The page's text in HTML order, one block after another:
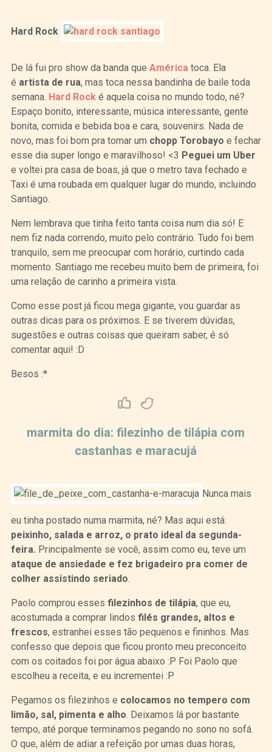
Hard Rock
De lá fui pro show da banda que América toca. Ela
é artista de rua, mas toca nessa bandinha de baile toda
semana. Hard Rocké aquela coisa no mundo todo, né?
Espaço bonito, interessante, música interessante, gente
bonita, comida e bebida boa e cara, souvenirs. Nada de
novo, mas foi bom pra tomar um chopp Torobayo e fechar
esse dia super longo e maravilhoso! <3 Peguei um Uber
e voltei pra casa de boas, já que o metro tava fechado e
Taxi é uma roubada em qualquer lugar do mundo, incluindo
Santiago.
Nem lembrava que tinha feito tanta coisa num dia só! E
nem fiz nada correndo, muito pelo contrário. Tudo foi bem
tranquilo, sem me preocupar com horário, curtindo cada
momento. Santiago me recebeu muito bem de primeira, foi
uma relação de carinho a primeira vista.
Como esse post já ficou mega gigante, vou guardar as
outras dicas para os próximos. E se tiverem dúvidas,
sugestões e outras coisas que queiram saber, é só
comentar aqui! :D
Besos :*
Curtir
marmita do dia: filezinho de tilápia com
castanhas e maracujá
Nunca mais
eu tinha postado numa marmita, né? Mas aqui está:
peixinho, salada e arroz, o prato ideal da segunda-
feira. Principalmente se você, assim como eu, teve um
ataque de ansiedade e fez brigadeiro pra comer de
colher assistindo seriado.
Paolo comprou esses filezinhos de tilápia, que eu,
acostumada a comprar lindos filés grandes, altos e
frescos, estranhei esses tão pequenos e fininhos. Mas
confesso que depois que ficou pronto meu preconceito
com os coitados foi por água abaixo :P Foi Paolo que
escolheu a receita, e eu incrementei :P
Pegamos os filezinhos e colocamos no tempero com
limão, sal, pimenta e alho. Deixamos lá por bastante
tempo, até porque terminamos pegando no sono no sofá.
O que, além de adiar a refeição por umas duas horas,